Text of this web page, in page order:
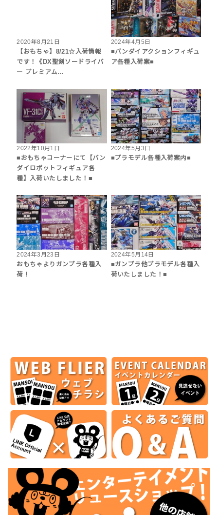
2020年8月21日
【おもちゃ】8/21☆入荷情報
です！《DX聖剣ソードライバ
ー プレミアム…
2024年4月5日
■バンダイアクションフィギュ
ア各種入荷案■
2022年10月1日
■おもちゃコーナーにて【バン
ダイロボットフィギュア各
種】入荷いたしました！■
2024年5月3日
■プラモデル各種入荷案内■
2024年3月23日
おもちゃよりガンプラ各種入
荷！
2024年5月14日
■ガンプラ他プラモデル各種入
荷いたしました！■